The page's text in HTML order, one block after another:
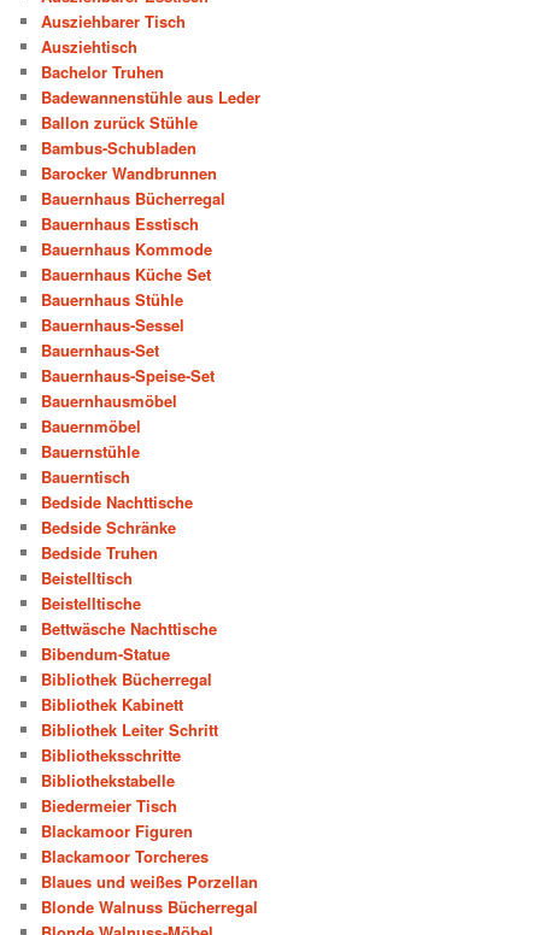
Ausziehbarer Tisch
Ausziehtisch
Bachelor Truhen
Badewannenstühle aus Leder
Ballon zurück Stühle
Bambus-Schubladen
Barocker Wandbrunnen
Bauernhaus Bücherregal
Bauernhaus Esstisch
Bauernhaus Kommode
Bauernhaus Küche Set
Bauernhaus Stühle
Bauernhaus-Sessel
Bauernhaus-Set
Bauernhaus-Speise-Set
Bauernhausmöbel
Bauernmöbel
Bauernstühle
Bauerntisch
Bedside Nachttische
Bedside Schränke
Bedside Truhen
Beistelltisch
Beistelltische
Bettwäsche Nachttische
Bibendum-Statue
Bibliothek Bücherregal
Bibliothek Kabinett
Bibliothek Leiter Schritt
Bibliotheksschritte
Bibliothekstabelle
Biedermeier Tisch
Blackamoor Figuren
Blackamoor Torcheres
Blaues und weißes Porzellan
Blonde Walnuss Bücherregal